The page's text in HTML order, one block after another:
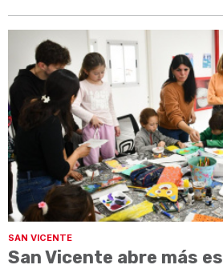
SAN VICENTE
San Vicente abre más